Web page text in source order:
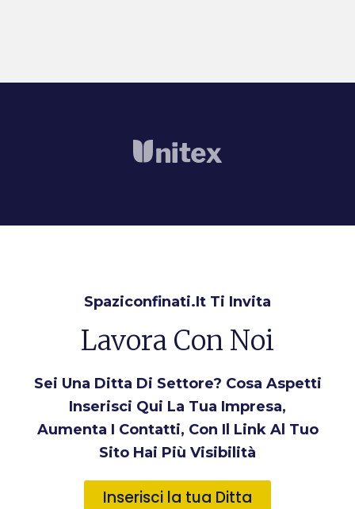
Spaziconfinati.it Ti Invita
Lavora Con Noi
Sei Una Ditta Di Settore? Cosa Aspetti
Inserisci Qui La Tua Impresa,
Aumenta I Contatti, Con Il Link Al Tuo
Sito Hai Più Visibilità
Inserisci la tua Ditta